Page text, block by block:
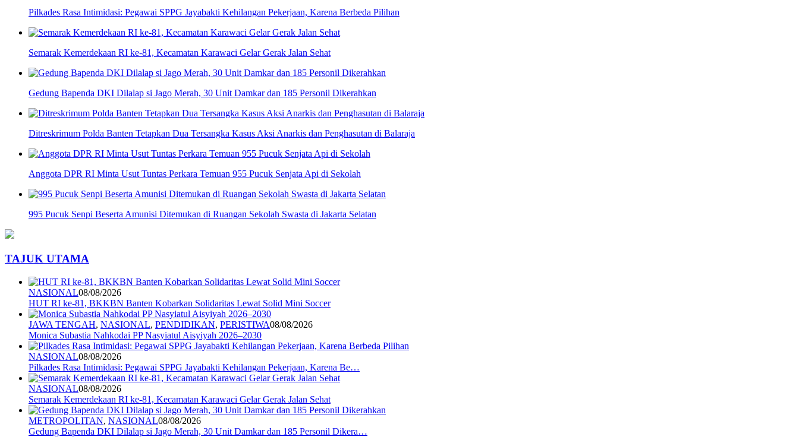
Pilkades Rasa Intimidasi: Pegawai SPPG Jayabakti Kehilangan Pekerjaan, Karena Berbeda Pilihan
Semarak Kemerdekaan RI ke-81, Kecamatan Karawaci Gelar Gerak Jalan Sehat
Gedung Bapenda DKI Dilalap si Jago Merah, 30 Unit Damkar dan 185 Personil Dikerahkan
Ditreskrimum Polda Banten Tetapkan Dua Tersangka Kasus Aksi Anarkis dan Penghasutan di Balaraja
Anggota DPR RI Minta Usut Tuntas Perkara Temuan 955 Pucuk Senjata Api di Sekolah
995 Pucuk Senpi Beserta Amunisi Ditemukan di Ruangan Sekolah Swasta di Jakarta Selatan
TAJUK UTAMA
NASIONAL08/08/2026
HUT RI ke-81, BKKBN Banten Kobarkan Solidaritas Lewat Solid Mini Soccer
JAWA TENGAH, NASIONAL, PENDIDIKAN, PERISTIWA08/08/2026
Monica Subastia Nahkodai PP Nasyiatul Aisyiyah 2026–2030
NASIONAL08/08/2026
Pilkades Rasa Intimidasi: Pegawai SPPG Jayabakti Kehilangan Pekerjaan, Karena Be…
NASIONAL08/08/2026
Semarak Kemerdekaan RI ke-81, Kecamatan Karawaci Gelar Gerak Jalan Sehat
METROPOLITAN, NASIONAL08/08/2026
Gedung Bapenda DKI Dilalap si Jago Merah, 30 Unit Damkar dan 185 Personil Dikera…